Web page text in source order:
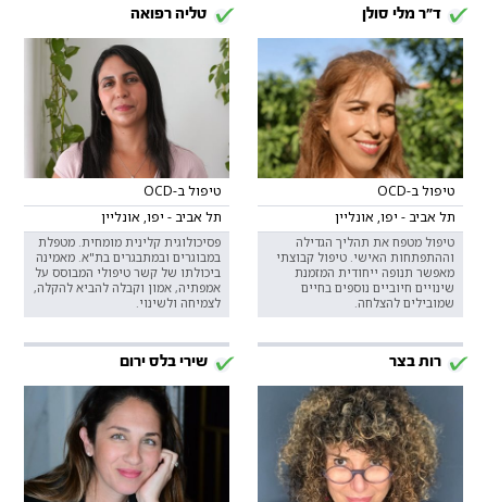
ד"ר מלי סולן
טיפול ב-OCD
תל אביב - יפו, אונליין
טיפול מטפח את תהליך הגדילה
וההתפתחות האישי. טיפול קבוצתי
מאפשר תנופה ייחודית המזמנת
שינויים חיוביים נוספים בחיים
שמובילים להצלחה.
טליה רפואה
טיפול ב-OCD
תל אביב - יפו, אונליין
פסיכולוגית קלינית מומחית. מטפלת
במבוגרים ובמתבגרים בת"א. מאמינה
ביכולתו של קשר טיפולי המבוסס על
אמפתיה, אמון וקבלה להביא להקלה,
לצמיחה ולשינוי.
רות בצר שירי בלס ירום